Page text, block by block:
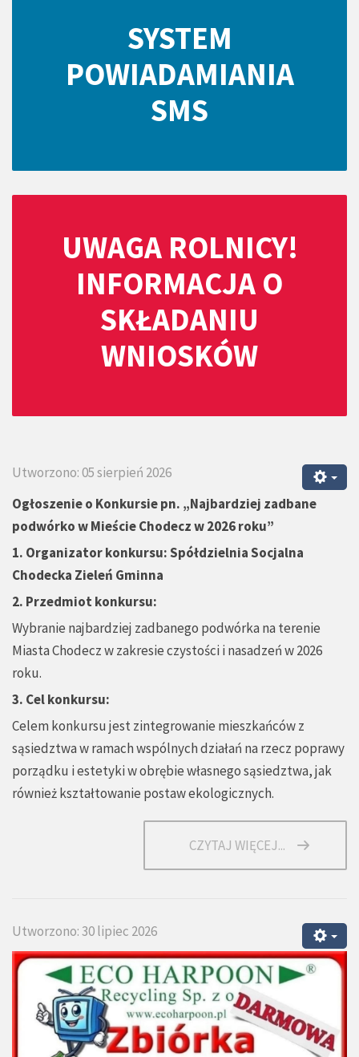
SYSTEM
POWIADAMIANIA
SMS
UWAGA ROLNICY!
INFORMACJA O
SKŁADANIU
WNIOSKÓW
Utworzono: 05 sierpień 2026
Ogłoszenie o Konkursie pn. „Najbardziej zadbane
podwórko w Mieście Chodecz w 2026 roku”
1. Organizator konkursu: Spółdzielnia Socjalna
Chodecka Zieleń Gminna
2. Przedmiot konkursu:
Wybranie najbardziej zadbanego podwórka na terenie
Miasta Chodecz w zakresie czystości i nasadzeń w 2026
roku.
3. Cel konkursu:
Celem konkursu jest zintegrowanie mieszkańców z
sąsiedztwa w ramach wspólnych działań na rzecz poprawy
porządku i estetyki w obrębie własnego sąsiedztwa, jak
również kształtowanie postaw ekologicznych.
CZYTAJ WIĘCEJ...
Utworzono: 30 lipiec 2026